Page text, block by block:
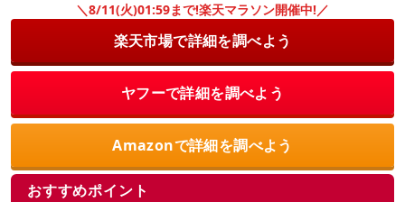
＼8/11(火)01:59まで!楽天マラソン開催中!／
楽天市場で詳細を調べよう
ヤフーで詳細を調べよう
Amazonで詳細を調べよう
おすすめポイント